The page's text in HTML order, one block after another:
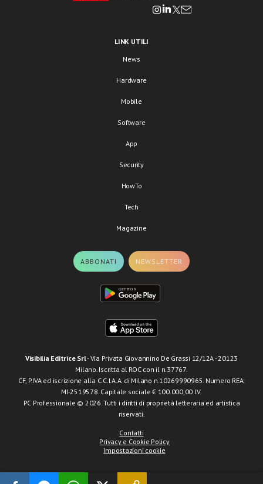
LINK UTILI
News
Hardware
Mobile
Software
App
Security
HowTo
Tech
Magazine
ABBONATI NEWSLETTER
Visibilia Editrice Srl- Via Privata Giovannino De Grassi 12/12A - 20123
Milano. Iscritta al ROC con il n.37767.
CF, P.IVA ed iscrizione alla C.C.I.A.A. di Milano n.10269990965. Numero REA:
MI-2519578. Capitale sociale € 100.000,00 I.V.
PC Professionale © 2026. Tutti i diritti di proprietà letteraria ed artistica
riservati.
Contatti
Privacy e Cookie Policy
Impostazioni cookie